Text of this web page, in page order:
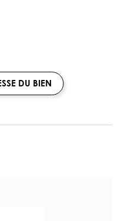
DU BIEN